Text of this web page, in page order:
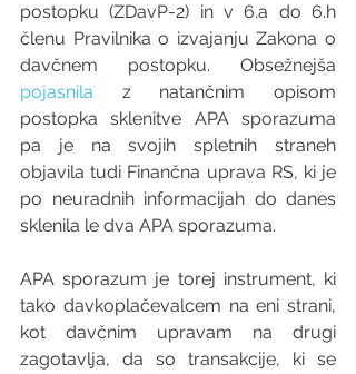
postopku (ZDavP-2) in v 6.a do 6.h
členu Pravilnika o izvajanju Zakona o
pojasnila z natančnim opisom
postopka sklenitve APA sporazuma
pa je na svojih spletnih straneh
objavila tudi Finančna uprava RS, ki je
po neuradnih informacijah do danes
sklenila le dva APA sporazuma.
APA sporazum je torej instrument, ki
tako davkoplačevalcem na eni strani,
kot davčnim upravam na drugi
zagotavlja, da so transakcije, ki se